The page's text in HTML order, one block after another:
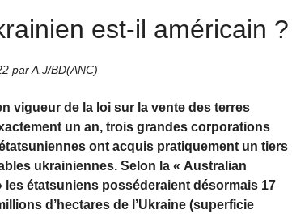
est-il américain ?
par A.J/BD(ANC)
vigueur de la loi sur la vente des terres
un an, trois grandes corporations
ont acquis pratiquement un tiers
ukrainiennes. Selon la « Australian
les étatsuniens posséderaient désormais 17
d’hectares de l’Ukraine (superficie